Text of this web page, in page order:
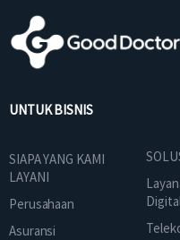
UNTUK BISNIS
SIAPA YANG KAMI
LAYANI
Perusahaan
Asuransi